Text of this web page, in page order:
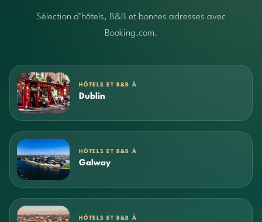
Sélection d’hôtels, B&B et bonnes adresses avec
Booking.com.
HÔTELS ET B&B À
Dublin
HÔTELS ET B&B À
Galway
HÔTELS ET B&B À